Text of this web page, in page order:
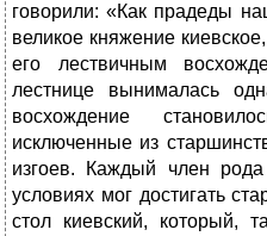
говорили: «Как прадеды
великое княжение
его лествичным
лестнице вынималась
восхождение
исключенные из
изгоев. Каждый член
условиях мог достигать
стол киевский, который,